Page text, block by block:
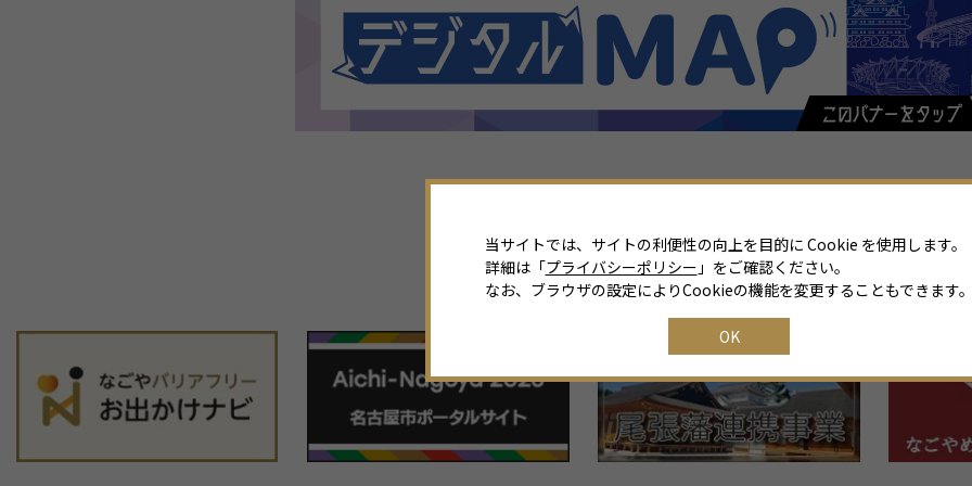
関連リンク
当サイトでは、サイトの利便性の向上を目的に Cookie を使用します。
詳細は「プライバシーポリシー 」をご確認ください。
なお、ブラウザの設定によりCookieの機能を変更することもできます
OK